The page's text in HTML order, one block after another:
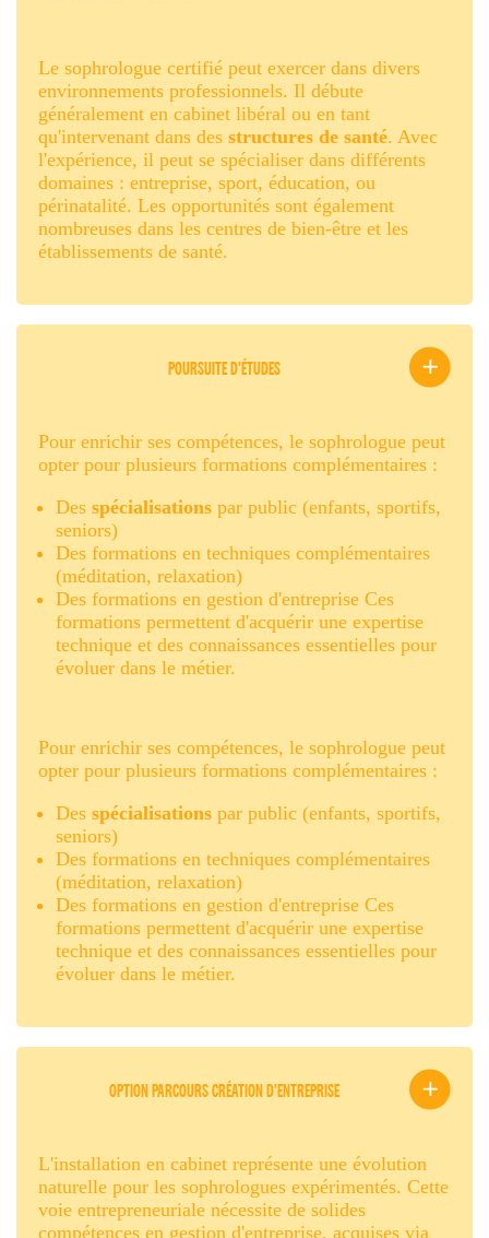
Le sophrologue certifié peut exercer dans divers
environnements professionnels. Il débute
généralement en cabinet libéral ou en tant
qu'intervenant dans des structures de santé. Avec
l'expérience, il peut se spécialiser dans différents
domaines : entreprise, sport, éducation, ou
périnatalité. Les opportunités sont également
nombreuses dans les centres de bien-être et les
établissements de santé.
POURSUITE D'ÉTUDES
Pour enrichir ses compétences, le sophrologue peut
opter pour plusieurs formations complémentaires :
Des spécialisations par public (enfants, sportifs,
seniors)
Des formations en techniques complémentaires
(méditation, relaxation)
Des formations en gestion d'entreprise Ces
formations permettent d'acquérir une expertise
technique et des connaissances essentielles pour
évoluer dans le métier.
Pour enrichir ses compétences, le sophrologue peut
opter pour plusieurs formations complémentaires :
Des spécialisations par public (enfants, sportifs,
seniors)
Des formations en techniques complémentaires
(méditation, relaxation)
Des formations en gestion d'entreprise Ces
formations permettent d'acquérir une expertise
technique et des connaissances essentielles pour
évoluer dans le métier.
OPTION PARCOURS CRÉATION D'ENTREPRISE
L'installation en cabinet représente une évolution
naturelle pour les sophrologues expérimentés. Cette
voie entrepreneuriale nécessite de solides
compétences en gestion d'entreprise, acquises via